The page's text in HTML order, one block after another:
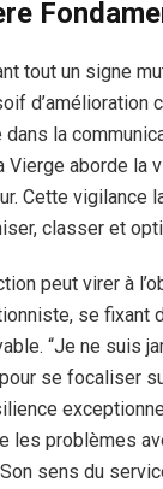
tout un signe
d’amélioration
la
aborde la
Cette vigilance
classer et
peut virer à
se fixant
“Je ne suis
se focaliser
les problèmes
sens du